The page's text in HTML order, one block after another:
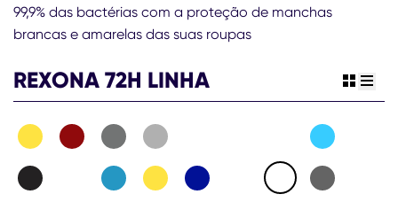
este
product
99,9% das bactérias com a proteção de manchas
brancas e amarelas das suas roupas
REXONA 72H LINHA view